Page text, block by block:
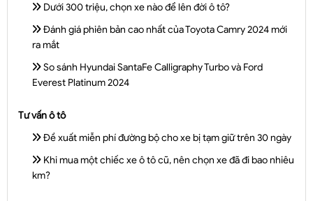
Dưới 300 triệu, chọn xe nào để lên đời ô tô?
Đánh giá phiên bản cao nhất của Toyota Camry 2024 mới
ra mắt
So sánh Hyundai SantaFe Calligraphy Turbo và Ford
Everest Platinum 2024
Tư vấn ô tô
Đề xuất miễn phí đường bộ cho xe bị tạm giữ trên 30 ngày
Khi mua một chiếc xe ô tô cũ, nên chọn xe đã đi bao nhiêu
km?